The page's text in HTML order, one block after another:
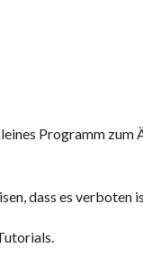
Programm
dass es verboten